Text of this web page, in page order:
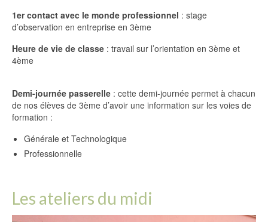
1er contact avec le monde professionnel : stage
d’observation en entreprise en 3ème
Heure de vie de classe : travail sur l’orientation en 3ème et
4ème
Demi-journée passerelle : cette demi-journée permet à chacun
de nos élèves de 3ème d’avoir une information sur les voies de
formation :
Générale et Technologique
Professionnelle
Les ateliers du midi